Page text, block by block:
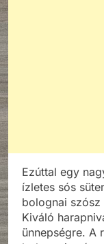
Ezúttal egy
ízletes sós
bolognai szósz
Kiváló
ünnepségre. A